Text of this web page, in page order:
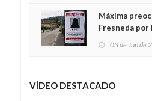
Máxima
Fresneda por
03 de Jun de
VÍDEO DESTACADO